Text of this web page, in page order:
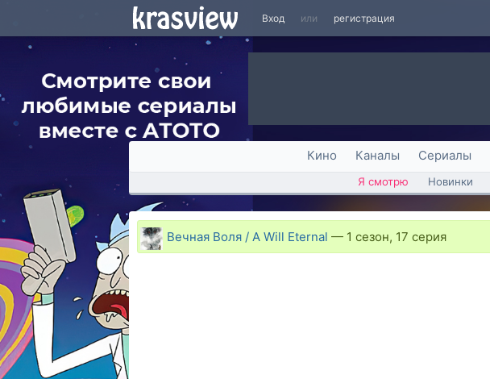
Вход или регистрация
Кино Каналы Сериалы
Я смотрю Новинки
Вечная Воля / A Will Eternal — 1 сезон, 17 серия